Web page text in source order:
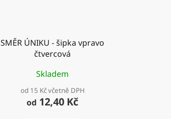
SMĚR ÚNIKU - šipka vpravo
čtvercová
Skladem
od 15 Kč včetně DPH
od 12,40 Kč